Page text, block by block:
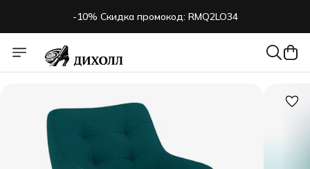
-10% Скидка промокод: RMQ2LO34